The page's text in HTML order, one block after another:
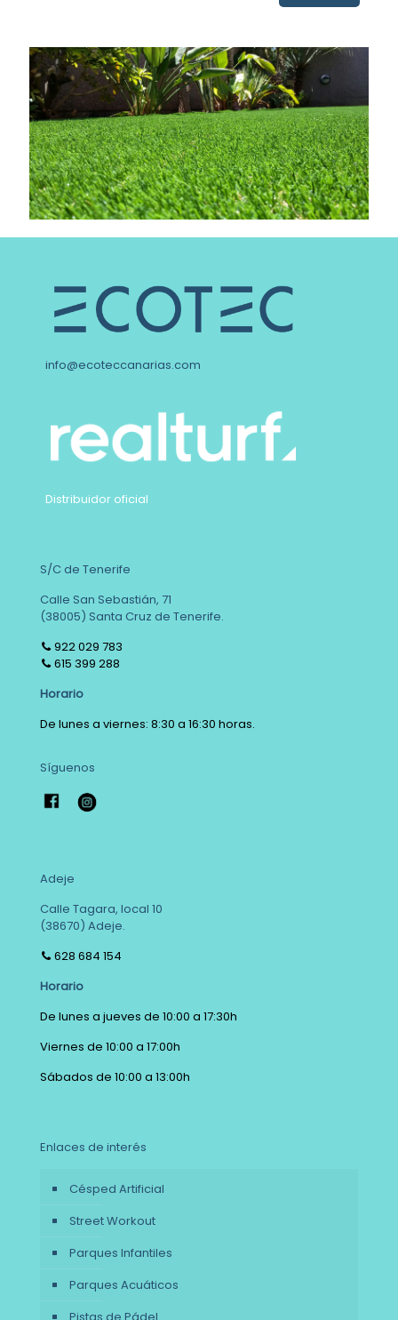
info@ecoteccanarias.com
Distribuidor oficial
S/C de Tenerife
Calle San Sebastián, 71
(38005) Santa Cruz de Tenerife.
922 029 783
615 399 288
Horario
De lunes a viernes: 8:30 a 16:30 horas.
Síguenos
Adeje
Calle Tagara, local 10
(38670) Adeje.
628 684 154
Horario
De lunes a jueves de 10:00 a 17:30h
Viernes de 10:00 a 17:00h
Sábados de 10:00 a 13:00h
Enlaces de interés
Césped Artificial
Street Workout
Parques Infantiles
Parques Acuáticos